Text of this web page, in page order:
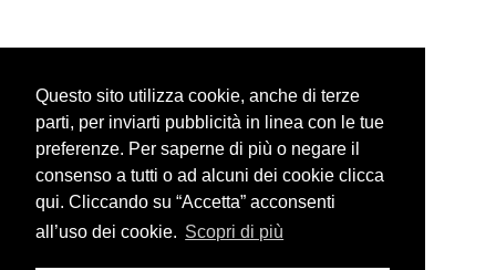
Questo sito utilizza cookie, anche di terze
parti, per inviarti pubblicità in linea con le tue
preferenze. Per saperne di più o negare il
consenso a tutti o ad alcuni dei cookie clicca
qui. Cliccando su “Accetta” acconsenti
all’uso dei cookie. Scopri di più